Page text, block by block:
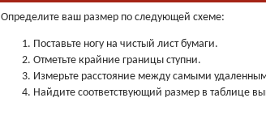
Определите ваш размер по следующей схеме:
Поставьте ногу на чистый лист бумаги.
Отметьте крайние границы ступни.
Измерьте расстояние между самыми
Найдите соответствующий размер в таблице